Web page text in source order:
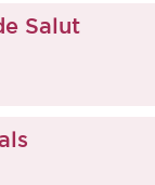
Salut